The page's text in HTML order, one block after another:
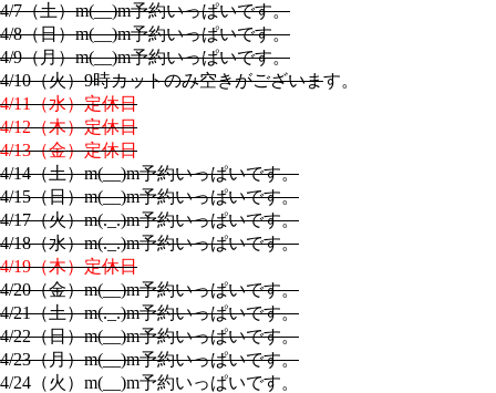
4/7（土）m(__)m予約いっぱいです。
4/8（日）m(__)m予約いっぱいです。
4/9（月）m(__)m予約いっぱいです。
4/10（火）9時カットのみ空きがございます。
4/11（水）定休日
4/12（木）定休日
4/13（金）定休日
4/14（土）m(__)m予約いっぱいです。
4/15（日）m(__)m予約いっぱいです。
4/17（火）m(._.)m予約いっぱいです。
4/18（水）m(._.)m予約いっぱいです。
4/19（木）定休日
4/20（金）m(__)m予約いっぱいです。
4/21（土）m(._.)m予約いっぱいです。
4/22（日）m(__)m予約いっぱいです。
4/23（月）m(__)m予約いっぱいです。
4/24（火）m(__)m予約いっぱいです。